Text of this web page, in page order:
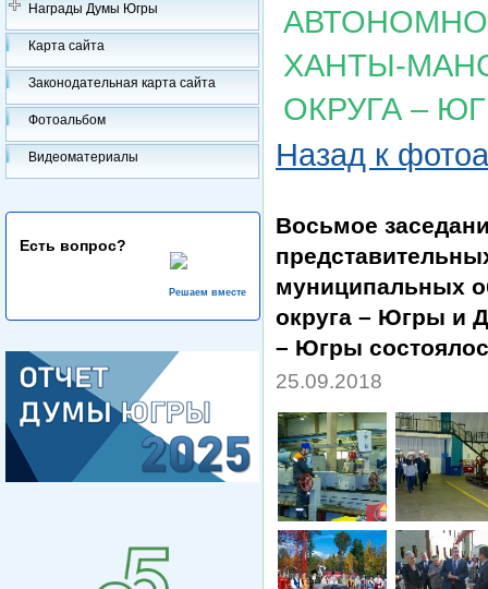
Награды Думы Югры
Карта сайта
Законодательная карта сайта
Фотоальбом
Видеоматериалы
Есть вопрос?
Решаем вместе
ХАНТЫ-
ОКРУГА –
Назад к
Восьмое
муниципальных
округа – Югры и
– Югры
25.09.2018